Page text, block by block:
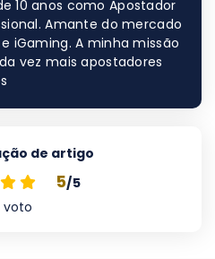
10 anos como Apostador
Amante do mercado
iGaming. A minha missão
vez mais apostadores
de artigo
5/5
voto